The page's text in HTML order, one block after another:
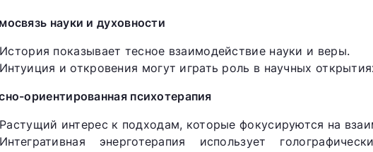
науки и духовности
История показывает тесное взаимодействие науки и веры.
Интуиция и откровения могут играть роль в научных
ориентированная психотерапия
Растущий интерес к подходам, которые фокусируются на
Интегративная энерготерапия использует